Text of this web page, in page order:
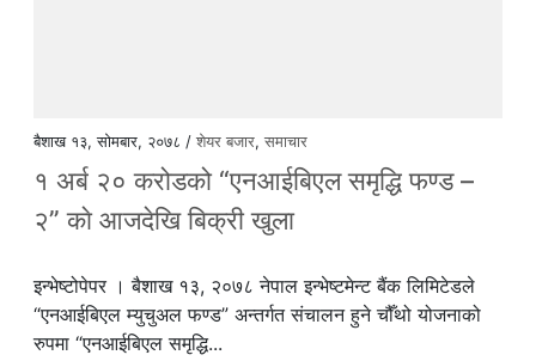
बैशाख १३, सोमबार, २०७८ /शेयर बजार,समाचार
१ अर्ब २० करोडको “एनआईबिएल समृद्धि फण्ड –
२” काे आजदेखि बिक्री खुला
इन्भेष्टोपेपर । बैशाख १३, २०७८ नेपाल इन्भेष्टमेन्ट बैंक लिमिटेडले
“एनआईबिएल म्युचुअल फण्ड” अन्तर्गत संचालन हुने चौँथो योजनाको
रुपमा “एनआईबिएल समृद्धि...